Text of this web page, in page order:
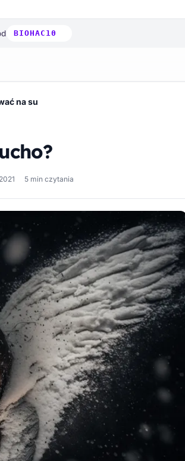
BIOHAC10
na sucho?
5 min czytania